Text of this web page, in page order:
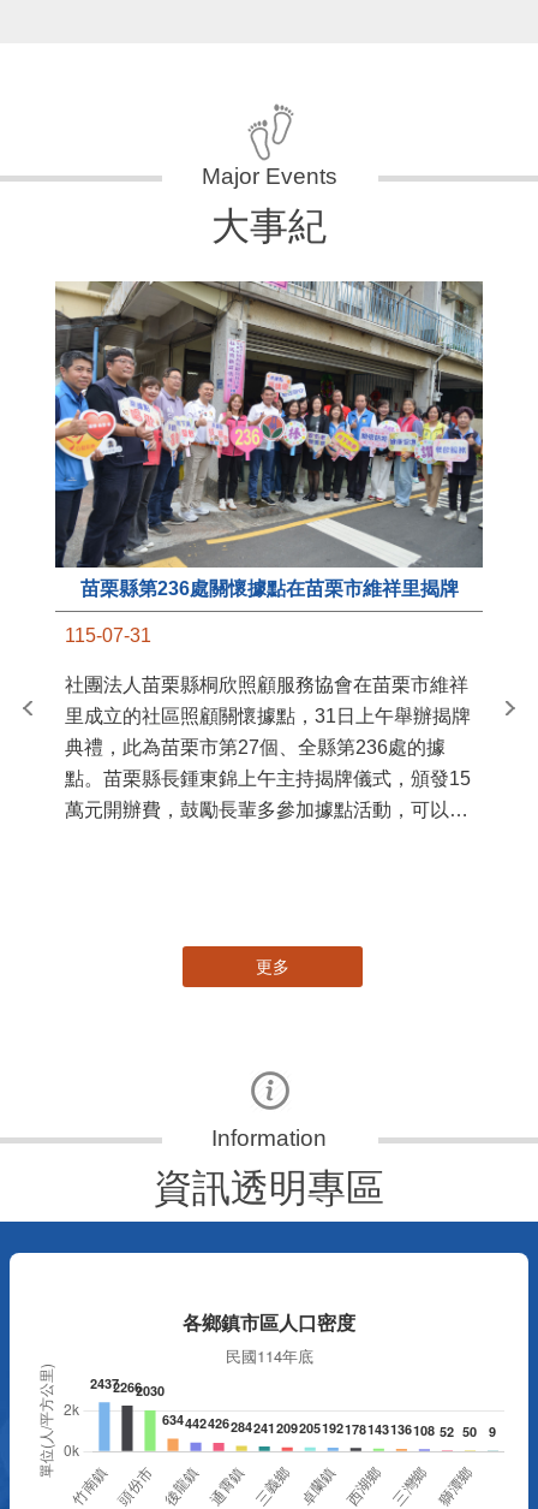
大事紀
苗栗縣第236處關懷據點在苗栗市維祥里揭牌
115-07-31
社團法人苗栗縣桐欣照顧服務協會在苗栗市維祥
里成立的社區照顧關懷據點，31日上午舉辦揭牌
典禮，此為苗栗市第27個、全縣第236處的據
點。苗栗縣長鍾東錦上午主持揭牌儀式，頒發15
萬元開辦費，鼓勵長輩多參加據點活動，可以更
苗
更多
資訊透明專區